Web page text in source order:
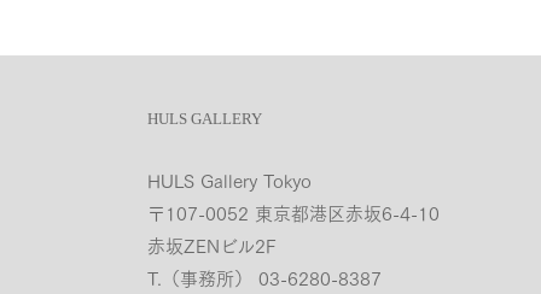
HULS GALLERY
HULS Gallery Tokyo
〒107-0052 東京都港区赤坂6-4-10
赤坂ZENビル2F
T.（事務所） 03-6280-8387